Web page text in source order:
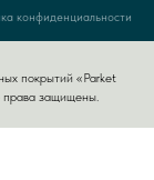
конфиденциальности
покрытий «Parket
права защищены.